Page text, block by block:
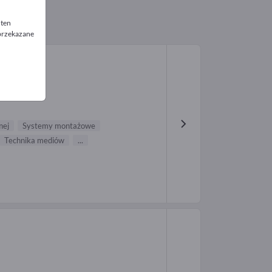
Systemy montażowe
Technika mediów ...